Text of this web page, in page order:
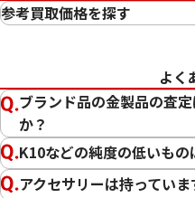
参考買取価格を探す
22金（K22）
21.6金（K21.6）
20金（K20）
18金（K18）
14金（K14）
よく
ブランド品の金製品の査
か？
K10などの純度の低いも
アクセサリーは持っていま